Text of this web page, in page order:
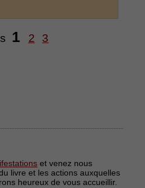
1 2 3
et venez nous
livre et les actions auxquelles
heureux de vous accueillir.